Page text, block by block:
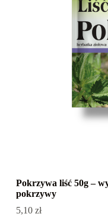
Pokrzywa liść 50g –
pokrzywy
5,10 zł